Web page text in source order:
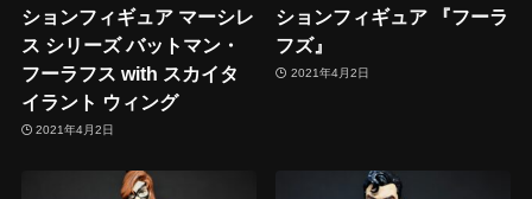
ションフィギュア マーシレ
ス シリーズ バットマン・
フーラフス with スカイタ
イラント ウィング
2021年4月2日
ションフィギュア 『フーラ
フズ』
2021年4月2日